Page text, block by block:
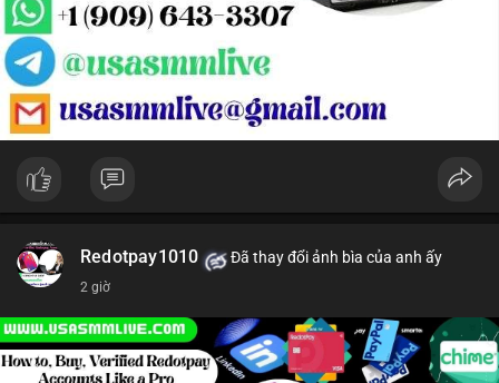
Redotpay1010 Đã thay đổi ảnh bìa của anh ấy
2 giờ